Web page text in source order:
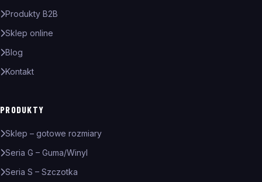
Produkty B2B
Sklep online
Blog
Kontakt
PRODUKTY
Sklep – gotowe rozmiary
Seria G – Guma/Winyl
Seria S – Szczotka